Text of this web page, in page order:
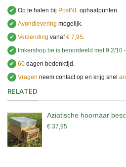
✔ Op te halen bij PostNL ophaalpunten.
✔ Avondlevering mogelijk.
✔ Verzending vanaf€ 7,95.
✔
Imkershop.be is beoordeeld met9.2/10 -
✔ 60 dagen bedenktijd.
✔ Vragen neem contact op en krijg snel
RELATED
Aziatische hoornaar
€ 37,95